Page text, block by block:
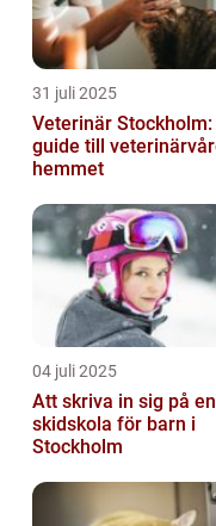
31 juli 2025
Veterinär Stockholm:
guide till
hemmet
04 juli 2025
Att skriva in sig på en
skidskola för barn i
Stockholm